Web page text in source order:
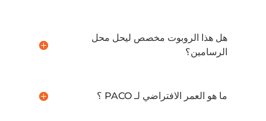
هل هذا الروبوت مخصص ليحل محل
الرسامين؟
ما هو العمر الافتراضي لـ PACO ؟